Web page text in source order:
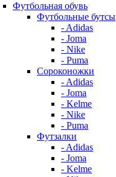
Футбольная обувь
Футбольные бутсы
- Adidas
- Joma
- Nike
- Puma
Сороконожки
- Adidas
- Joma
- Kelme
- Nike
- Puma
Футзалки
- Adidas
- Joma
- Kelme